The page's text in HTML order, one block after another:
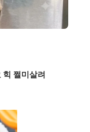
힉 쩔미살려